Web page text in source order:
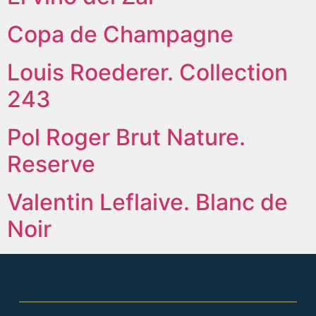
Copa de Champagne
Louis Roederer. Collection
243
Pol Roger Brut Nature.
Reserve
Valentin Leflaive. Blanc de
Noir